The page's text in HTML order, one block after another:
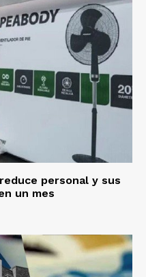
personal y sus
un mes